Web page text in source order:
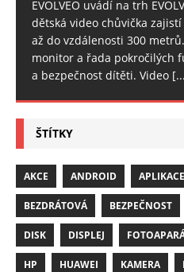
EVOLVEO uvádí na trh
dětská video chůvička
až do vzdálenosti 300
monitor a řada pokročilých
a bezpečnost dítěti. Video
ŠTÍTKY
AKCE ANDROID APLIKACE
BEZDRÁTOVÁ BEZPEČNOST
DISK DISPLEJ
HP HUAWEI KAMERA